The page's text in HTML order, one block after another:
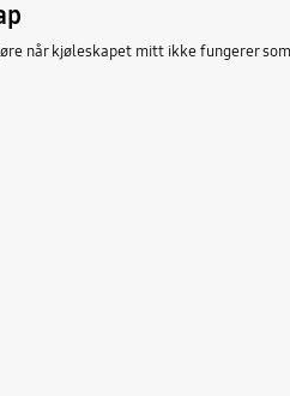
når kjøleskapet mitt ikke fungerer